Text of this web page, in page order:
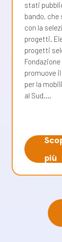
stati
bando, che
con la
progetti.
progetti
Fondazione
promuove
per la
al Sud.…
più